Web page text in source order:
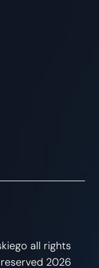
all rights
reserved 2026